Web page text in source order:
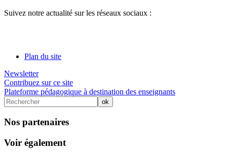
Suivez notre actualité sur les réseaux sociaux :
Plan du site
Newsletter
Contribuez sur ce site
Plateforme pédagogique à destination des enseignants
Nos partenaires
Voir également